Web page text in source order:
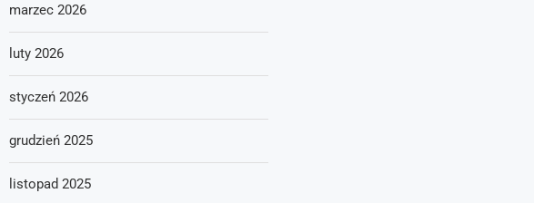
marzec 2026
luty 2026
styczeń 2026
grudzień 2025
listopad 2025